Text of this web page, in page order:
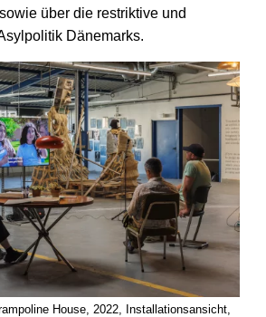
über die restriktive und
Dänemarks.
House, 2022, Installationsansicht,